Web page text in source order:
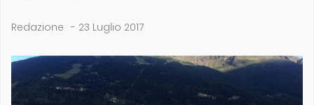
Redazione - 23 Luglio 2017